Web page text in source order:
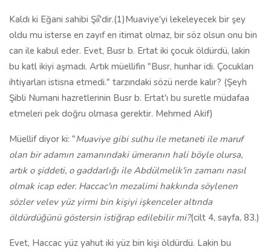
Kaldı ki Eğani sahibi Şiî'dir.(1)Muaviye'yi lekeleyecek bir şey
oldu mu isterse en zayıf en itimat olmaz, bir söz olsun onu bin
can ile kabul eder. Evet, Busr b. Ertat iki çocuk öldürdü, lakin
bu katl ikiyi aşmadı. Artık müellifin "Busr, hunhar idi. Çocukları
ihtiyarları istisna etmedi." tarzındaki sözü nerde kalır? (Şeyh
Şibli Numani hazretlerinin Busr b. Ertat'ı bu suretle müdafaa
etmeleri pek doğru olmasa gerektir. Mehmed Akif)
Müellif diyor ki: "Muaviye gibi sulhu ile metaneti ile maruf
olan bir adamın zamanındaki ümeranın hali böyle olursa,
artık o şiddeti, o gaddarlığı ile Abdülmelik'in zamanı nasıl
olmak icap eder. Haccac'ın mezalimi hakkında söylenen
sözler velev yüz yirmi bin kişiyi işkenceler altında
öldürdüğünü göstersin istiğrap edilebilir mi?(cilt 4, sayfa, 83.)
Evet, Haccac yüz yahut iki yüz bin kişi öldürdü. Lakin bu